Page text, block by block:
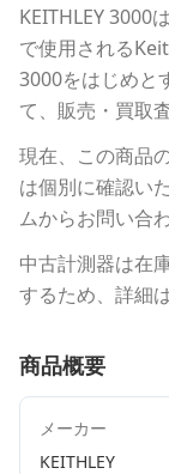
KEITHLEY3000
で使用される
3000をはじめと
て、販売・買取
現在、この商品
は個別に確認い
ムからお問い合
中古計測器は在
するため、詳細
商品概要
メーカー
KEITHLEY